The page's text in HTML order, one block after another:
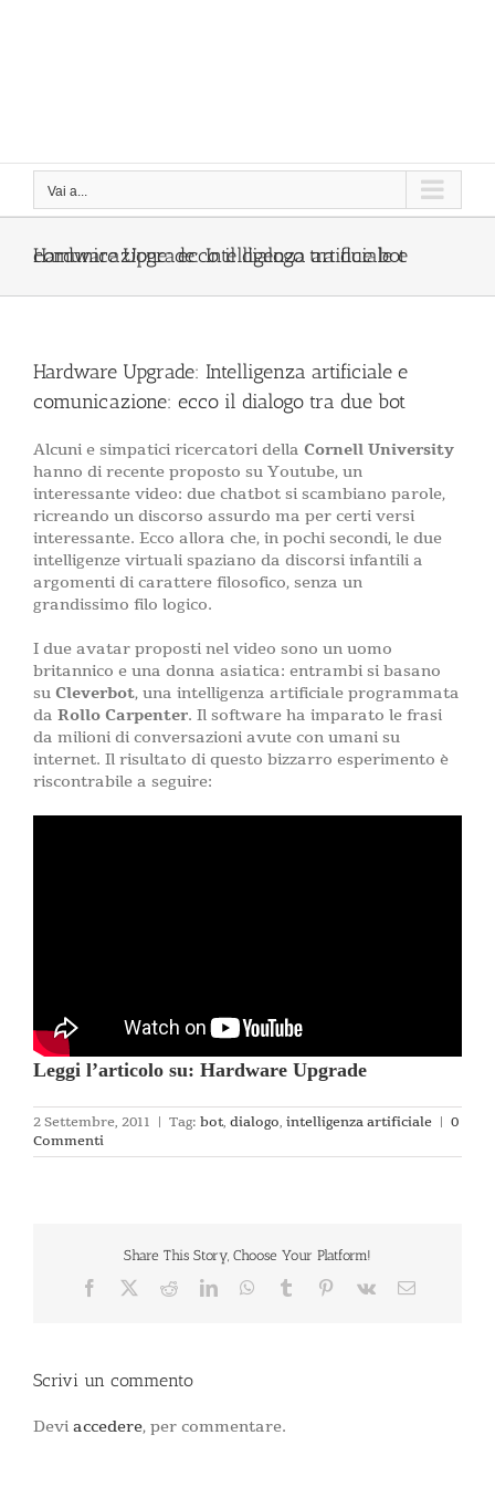
Vai a...
Hardware Upgrade: Intelligenza artificiale e comunicazione: ecco il dialogo tra due bot
Hardware Upgrade: Intelligenza artificiale e
comunicazione: ecco il dialogo tra due bot
Alcuni e simpatici ricercatori della Cornell University
hanno di recente proposto su Youtube, un
interessante video: due chatbot si scambiano parole,
ricreando un discorso assurdo ma per certi versi
interessante. Ecco allora che, in pochi secondi, le due
intelligenze virtuali spaziano da discorsi infantili a
argomenti di carattere filosofico, senza un
grandissimo filo logico.
I due avatar proposti nel video sono un uomo
britannico e una donna asiatica: entrambi si basano
su Cleverbot, una intelligenza artificiale programmata
da Rollo Carpenter. Il software ha imparato le frasi
da milioni di conversazioni avute con umani su
internet. Il risultato di questo bizzarro esperimento è
riscontrabile a seguire:
Leggi l’articolo su: Hardware Upgrade
2 Settembre, 2011 | Tag: bot, dialogo, intelligenza artificiale | 0
Commenti
Share This Story, Choose Your Platform!
Facebook RedditLinkedInWhatsApp
Tumblr Pinterest
Vk Email
Scrivi un commento
Devi accedere, per commentare.